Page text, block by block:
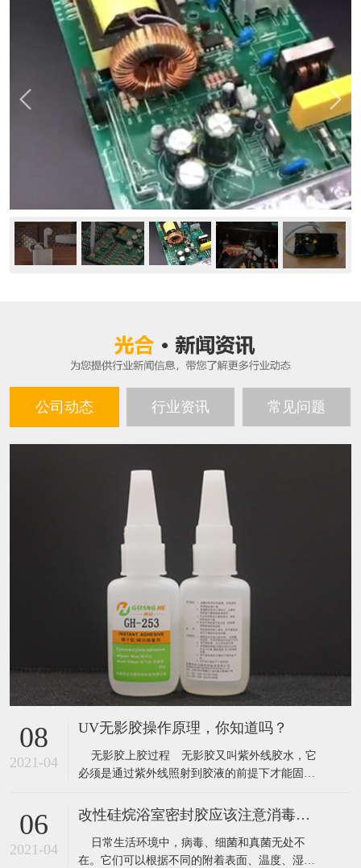
公司动态 行业资讯 常见问题
08
2021-04
UV无影胶操作原理，你知道吗？
无影胶上胶过程 无影胶又叫紫外线胶水，它
必须是通过紫外线照射到胶液的前提下才能固
与单体相接合，理论上没有紫外线光源的照射下
无影胶几乎永远不固化。 紫外线的来源有自然
日光和人造光源两种。紫外线越强固化速
06
2021-04
改性硅烷浴室密封胶应该注意消毒更换
日常生活环境中，病毒、细菌和真菌无处不
在。它们可以根据不同的附着表面、温度、湿度